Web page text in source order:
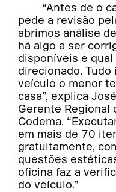
“Antes de o
pede a revisão
abrimos análise
há algo a ser
disponíveis e
direcionado. Tudo
veículo o menor
casa”, explica
Gerente Regional
Codema.
em mais de 70
gratuitamente,
questões
oficina faz a
do veículo.”